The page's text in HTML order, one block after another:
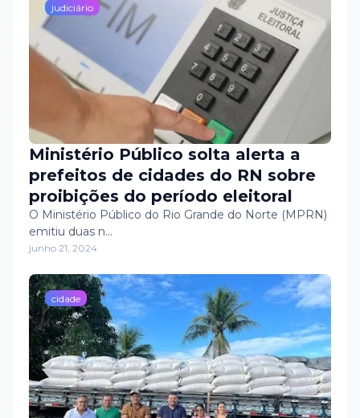
judiciário
Ministério Público solta alerta a
prefeitos de cidades do RN sobre
proibições do período eleitoral
O Ministério Público do Rio Grande do Norte (MPRN)
emitiu duas n…
junho 21, 2024
cidade